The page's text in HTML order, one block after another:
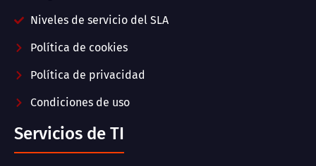
Niveles de servicio del SLA
Política de cookies
Política de privacidad
Condiciones de uso
Servicios de TI